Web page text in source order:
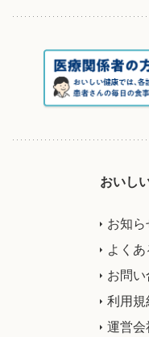
おいし
お知ら
よく
お問
利用規
運営会